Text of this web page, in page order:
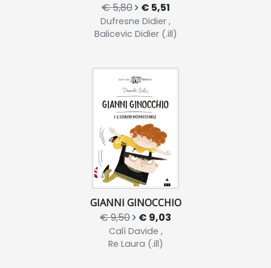
€ 5,80 € 5,51
Dufresne Didier ,
Balicevic Didier (.ill)
GIANNI GINOCCHIO
€ 9,50 € 9,03
Calì Davide ,
Re Laura (.ill)